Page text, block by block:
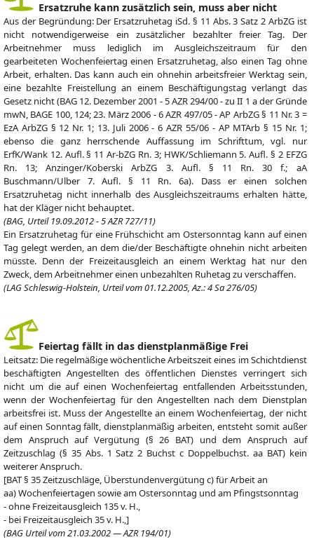
Ersatzruhe kann zusätzlich sein, muss aber nicht
Aus der Begründung: Der Ersatzruhetag iSd. § 11 Abs. 3 Satz 2 ArbZG ist
nicht notwendigerweise ein zusätzlicher bezahlter freier Tag. Der
Arbeitnehmer muss lediglich im Ausgleichszeitraum für den
gearbeiteten Wochenfeiertag einen Ersatzruhetag, also einen Tag ohne
Arbeit, erhalten. Das kann auch ein ohnehin arbeitsfreier Werktag sein,
eine bezahlte Freistellung an einem Beschäftigungstag verlangt das
Gesetz nicht (BAG 12. Dezember 2001 - 5 AZR 294/00 - zu II 1 a der Gründe
mwN, BAGE 100, 124; 23. März 2006 - 6 AZR 497/05 - AP ArbZG § 11 Nr. 3 =
EzA ArbZG § 12 Nr. 1; 13. Juli 2006 - 6 AZR 55/06 - AP MTArb § 15 Nr. 1;
ebenso die ganz herrschende Auffassung im Schrifttum, vgl. nur
ErfK/Wank 12. Aufl. § 11 Ar-bZG Rn. 3; HWK/Schliemann 5. Aufl. § 2 EFZG
Rn. 13; Anzinger/Koberski ArbZG 3. Aufl. § 11 Rn. 30 f.; aA
Buschmann/Ulber 7. Aufl. § 11 Rn. 6a). Dass er einen solchen
Ersatzruhetag nicht innerhalb des Ausgleichszeitraums erhalten hätte,
hat der Kläger nicht behauptet.
(BAG, Urteil 19.09.2012 - 5 AZR 727/11)
Ein Ersatzruhetag für eine Frühschicht am Ostersonntag kann auf einen
Tag gelegt werden, an dem die/der Beschäftigte ohnehin nicht arbeiten
müsste. Denn der Freizeitausgleich an einem Werktag hat nur den
Zweck, dem Arbeitnehmer einen unbezahlten Ruhetag zu verschaffen.
(LAG Schleswig-Holstein, Urteil vom 01.12.2005, Az.: 4 Sa 276/05)
Feiertag fällt in das dienstplanmäßige Frei
Leitsatz: Die regelmäßige wöchentliche Arbeitszeit eines im Schichtdienst
beschäftigten Angestellten des öffentlichen Dienstes verringert sich
nicht um die auf einen Wochenfeiertag entfallenden Arbeitsstunden,
wenn der Wochenfeiertag für den Angestellten nach dem Dienstplan
arbeitsfrei ist. Muss der Angestellte an einem Wochenfeiertag, der nicht
auf einen Sonntag fällt, dienstplanmäßig arbeiten, entsteht somit außer
dem Anspruch auf Vergütung (§ 26 BAT) und dem Anspruch auf
Zeitzuschlag (§ 35 Abs. 1 Satz 2 Buchst c Doppelbuchst. aa BAT) kein
weiterer Anspruch.
[BAT § 35 Zeitzuschläge, Überstundenvergütung c) für Arbeit an
aa) Wochenfeiertagen sowie am Ostersonntag und am Pfingstsonntag
- ohne Freizeitausgleich 135 v. H.,
- bei Freizeitausgleich 35 v. H.,]
(BAG Urteil vom 21.03.2002 — AZR 194/01)